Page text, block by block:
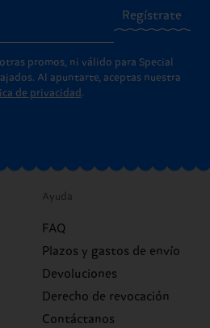
Regístrate
promos, ni válido para Special
Al apuntarte, aceptas nuestra
de privacidad .
Ayuda
FAQ
Plazos y gastos de envío
Devoluciones
Derecho de revocación
Contáctanos